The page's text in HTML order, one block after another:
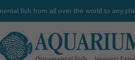
fish from all over the world to any